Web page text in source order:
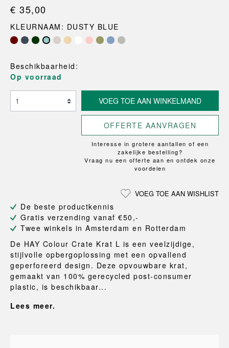
€ 35,00
KLEURNAAM: DUSTY BLUE
Beschikbaarheid:
Op voorraad
VOEG TOE AAN WINKELMAND
OFFERTE AANVRAGEN
Interesse in grotere aantallen of een
zakelijke bestelling?
Vraag nu een offerte aan en ontdek onze
voordelen
VOEG TOE AAN WISHLIST
De beste productkennis
Gratis verzending vanaf €50,-
Twee winkels in Amsterdam en Rotterdam
De HAY Colour Crate Krat L is een veelzijdige,
stijlvolle opbergoplossing met een opvallend
geperforeerd design. Deze opvouwbare krat,
gemaakt van 100% gerecycled post-consumer
plastic, is beschikbaar...
Lees meer.